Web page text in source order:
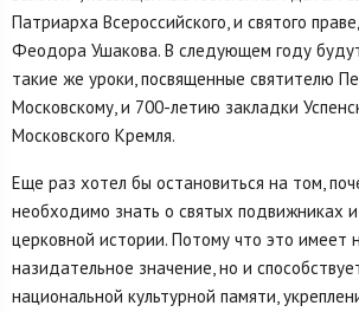
Патриарха Всероссийского, и святого
Феодора Ушакова. В следующем году
такие же уроки, посвященные святителю
Московскому, и 700-летию закладки
Московского Кремля.
Еще раз хотел бы остановиться на том,
необходимо знать о святых подвижниках
церковной истории. Потому что это имеет
назидательное значение, но и
национальной культурной памяти,